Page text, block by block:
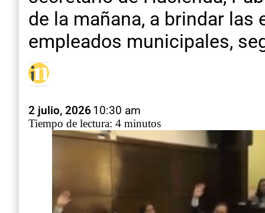
de la mañana, a brindar
empleados municipales,
2 julio, 202610:30 am
Tiempo de lectura: 4 minutos